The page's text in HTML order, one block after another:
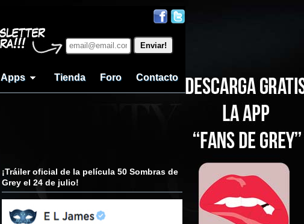
Apps Tienda Foro Contacto
¡Tráiler oficial de la película 50 Sombras de
Grey el 24 de julio!